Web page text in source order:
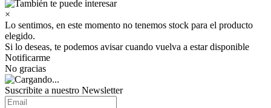
×
Lo sentimos, en este momento no tenemos stock para el producto
elegido.
Si lo deseas, te podemos avisar cuando vuelva a estar disponible
Notificarme
No gracias
Suscribite a nuestro Newsletter